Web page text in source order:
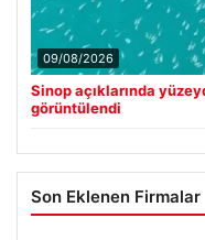
09/08/2026
Sinop açıklarında
görüntülendi
Son Eklenen Firmalar